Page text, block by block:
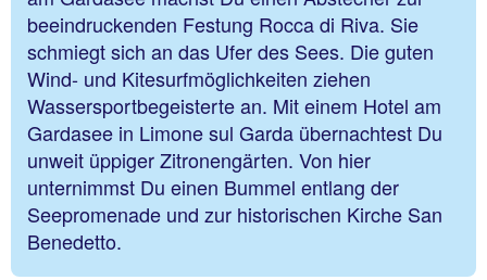
beeindruckenden Festung Rocca di Riva. Sie
schmiegt sich an das Ufer des Sees. Die guten
Wind- und Kitesurfmöglichkeiten ziehen
Wassersportbegeisterte an. Mit einem Hotel am
Gardasee in Limone sul Garda übernachtest Du
unweit üppiger Zitronengärten. Von hier
unternimmst Du einen Bummel entlang der
Seepromenade und zur historischen Kirche San
Benedetto.